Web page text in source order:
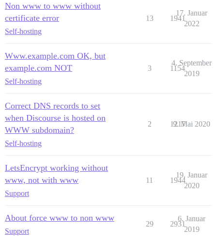
Non www to www without
certificate error
Self-hosting
13 1941
17. Januar
2022
Www.example.com OK, but
example.com NOT
Self-hosting
3 1154
4. September
2019
Correct DNS records to set
when Discourse is hosted on
WWW subdomain?
Self-hosting
2 1217
9. Mai 2020
LetsEncrypt working without
www, not with www
Support
11 1944
19. Januar
2020
About force www to non www
Support
29 2931
6. Januar
2019